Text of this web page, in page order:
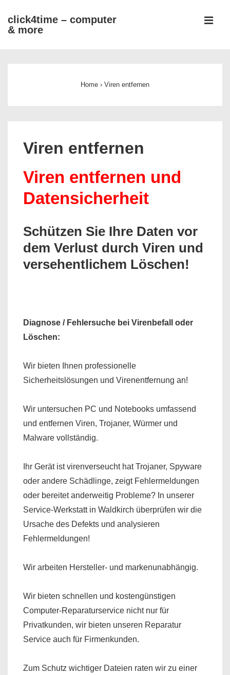
Zum
Inhalt
click4time – computer
& more
Home › Viren entfernen
Viren entfernen
Viren entfernen und
Datensicherheit
Schützen Sie Ihre Daten vor
dem Verlust durch Viren und
versehentlichem Löschen!
Diagnose / Fehlersuche bei Virenbefall oder
Löschen:
Wir bieten Ihnen professionelle
Sicherheitslösungen und Virenentfernung an!
Wir untersuchen PC und Notebooks umfassend
und entfernen Viren, Trojaner, Würmer und
Malware vollständig.
Ihr Gerät ist virenverseucht hat Trojaner, Spyware
oder andere Schädlinge, zeigt Fehlermeldungen
oder bereitet anderweitig Probleme? In unserer
Service-Werkstatt in Waldkirch überprüfen wir die
Ursache des Defekts und analysieren
Fehlermeldungen!
Wir arbeiten Hersteller- und markenunabhängig.
Wir bieten schnellen und kostengünstigen
Computer-Reparaturservice nicht nur für
Privatkunden, wir bieten unseren Reparatur
Service auch für Firmenkunden.
Zum Schutz wichtiger Dateien raten wir zu einer